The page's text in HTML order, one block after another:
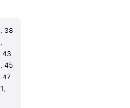
38
43
45
47